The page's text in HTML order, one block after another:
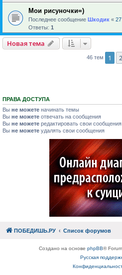
Мои рисуночки=)
Последнее сообщение Шкодик «
Ответы: 1
Новая тема
46 тем 1 2
ПРАВА ДОСТУПА
Вы не можете начинать темы
Вы не можете отвечать на сообщения
Вы не можете редактировать свои сообщения
Вы не можете удалять свои сообщения
ПОБЕДИШЬ.РУ Список форумов
Создано на основе phpBB®
Русская